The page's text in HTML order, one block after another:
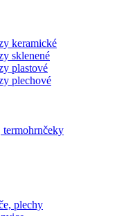
keramické
sklenené
plastové
plechové
termohrnčeky
plechy